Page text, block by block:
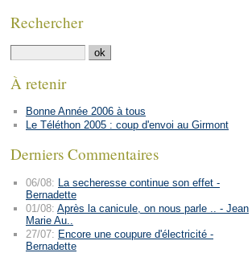
Rechercher
À retenir
Bonne Année 2006 à tous
Le Téléthon 2005 : coup d'envoi au Girmont
Derniers Commentaires
06/08: La secheresse continue son effet -
Bernadette
01/08: Après la canicule, on nous parle .. - Jean
Marie Au..
27/07: Encore une coupure d'électricité -
Bernadette